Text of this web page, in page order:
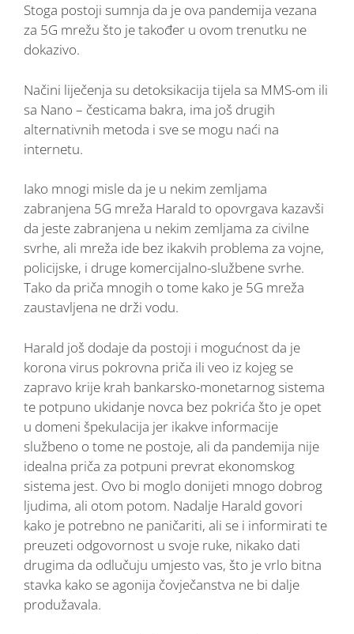
Stoga postoji sumnja da je ova pandemija vezana
za 5G mrežu što je također u ovom trenutku ne
dokazivo.
Načini liječenja su detoksikacija tijela sa MMS-om ili
sa Nano – česticama bakra, ima još drugih
alternativnih metoda i sve se mogu naći na
internetu.
Iako mnogi misle da je u nekim zemljama
zabranjena 5G mreža Harald to opovrgava kazavši
da jeste zabranjena u nekim zemljama za civilne
svrhe, ali mreža ide bez ikakvih problema za vojne,
policijske, i druge komercijalno-službene svrhe.
Tako da priča mnogih o tome kako je 5G mreža
zaustavljena ne drži vodu.
Harald još dodaje da postoji i mogućnost da je
korona virus pokrovna priča ili veo iz kojeg se
zapravo krije krah bankarsko-monetarnog sistema
te potpuno ukidanje novca bez pokrića što je opet
u domeni špekulacija jer ikakve informacije
službeno o tome ne postoje, ali da pandemija nije
idealna priča za potpuni prevrat ekonomskog
sistema jest. Ovo bi moglo donijeti mnogo dobrog
ljudima, ali otom potom. Nadalje Harald govori
kako je potrebno ne paničariti, ali se i informirati te
preuzeti odgovornost u svoje ruke, nikako dati
drugima da odlučuju umjesto vas, što je vrlo bitna
stavka kako se agonija čovječanstva ne bi dalje
produžavala.